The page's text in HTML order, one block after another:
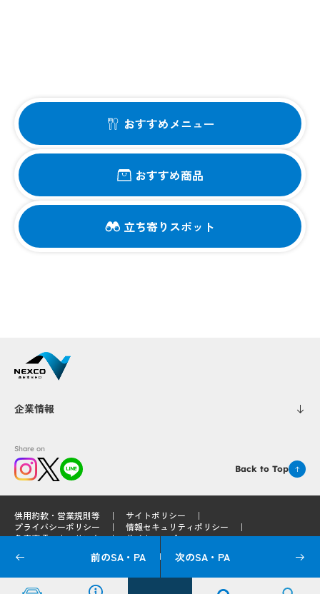
おすすめメニュー
おすすめ商品
立ち寄りスポット
前のSA・PA 次のSA・PA
企業情報
Share on
Back to Top
供用約款・営業規則等
サイトポリシー
プライバシーポリシー
情報セキュリティポリシー
免責事項
リンク サイトマップ
© 2025 West Nippon Expressway Service Holdings Company Limited